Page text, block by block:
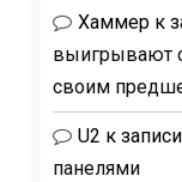
Хаммер к
выигрывают
своим
U2 к записи
панелями